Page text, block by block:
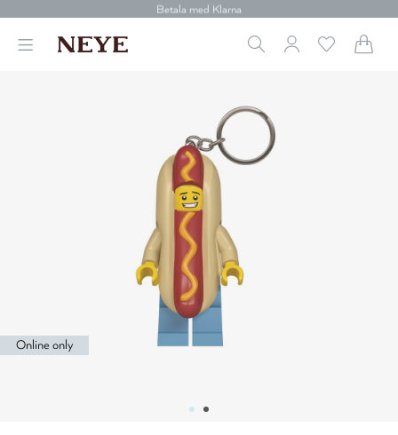
30 dagars retur
Betala med Klarna
Leverans 1-4 arbetsdagar
Betala med Klarna
Online only